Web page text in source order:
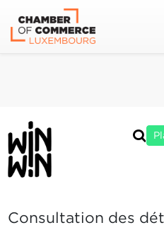
Consultation des